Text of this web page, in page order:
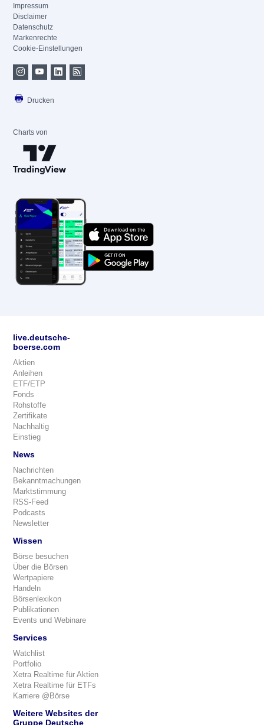
Impressum
Disclaimer
Datenschutz
Markenrechte
Cookie-Einstellungen
Drucken
Charts von
live.deutsche-
boerse.com
Aktien
Anleihen
ETF/ETP
Fonds
Rohstoffe
Zertifikate
Nachhaltig
Einstieg
News
Nachrichten
Bekanntmachungen
Marktstimmung
RSS-Feed
Podcasts
Newsletter
Wissen
Börse besuchen
Über die Börsen
Wertpapiere
Handeln
Börsenlexikon
Publikationen
Events und Webinare
Services
Watchlist
Portfolio
Xetra Realtime für Aktien
Xetra Realtime für ETFs
Karriere @Börse
Weitere Websites der
Gruppe Deutsche